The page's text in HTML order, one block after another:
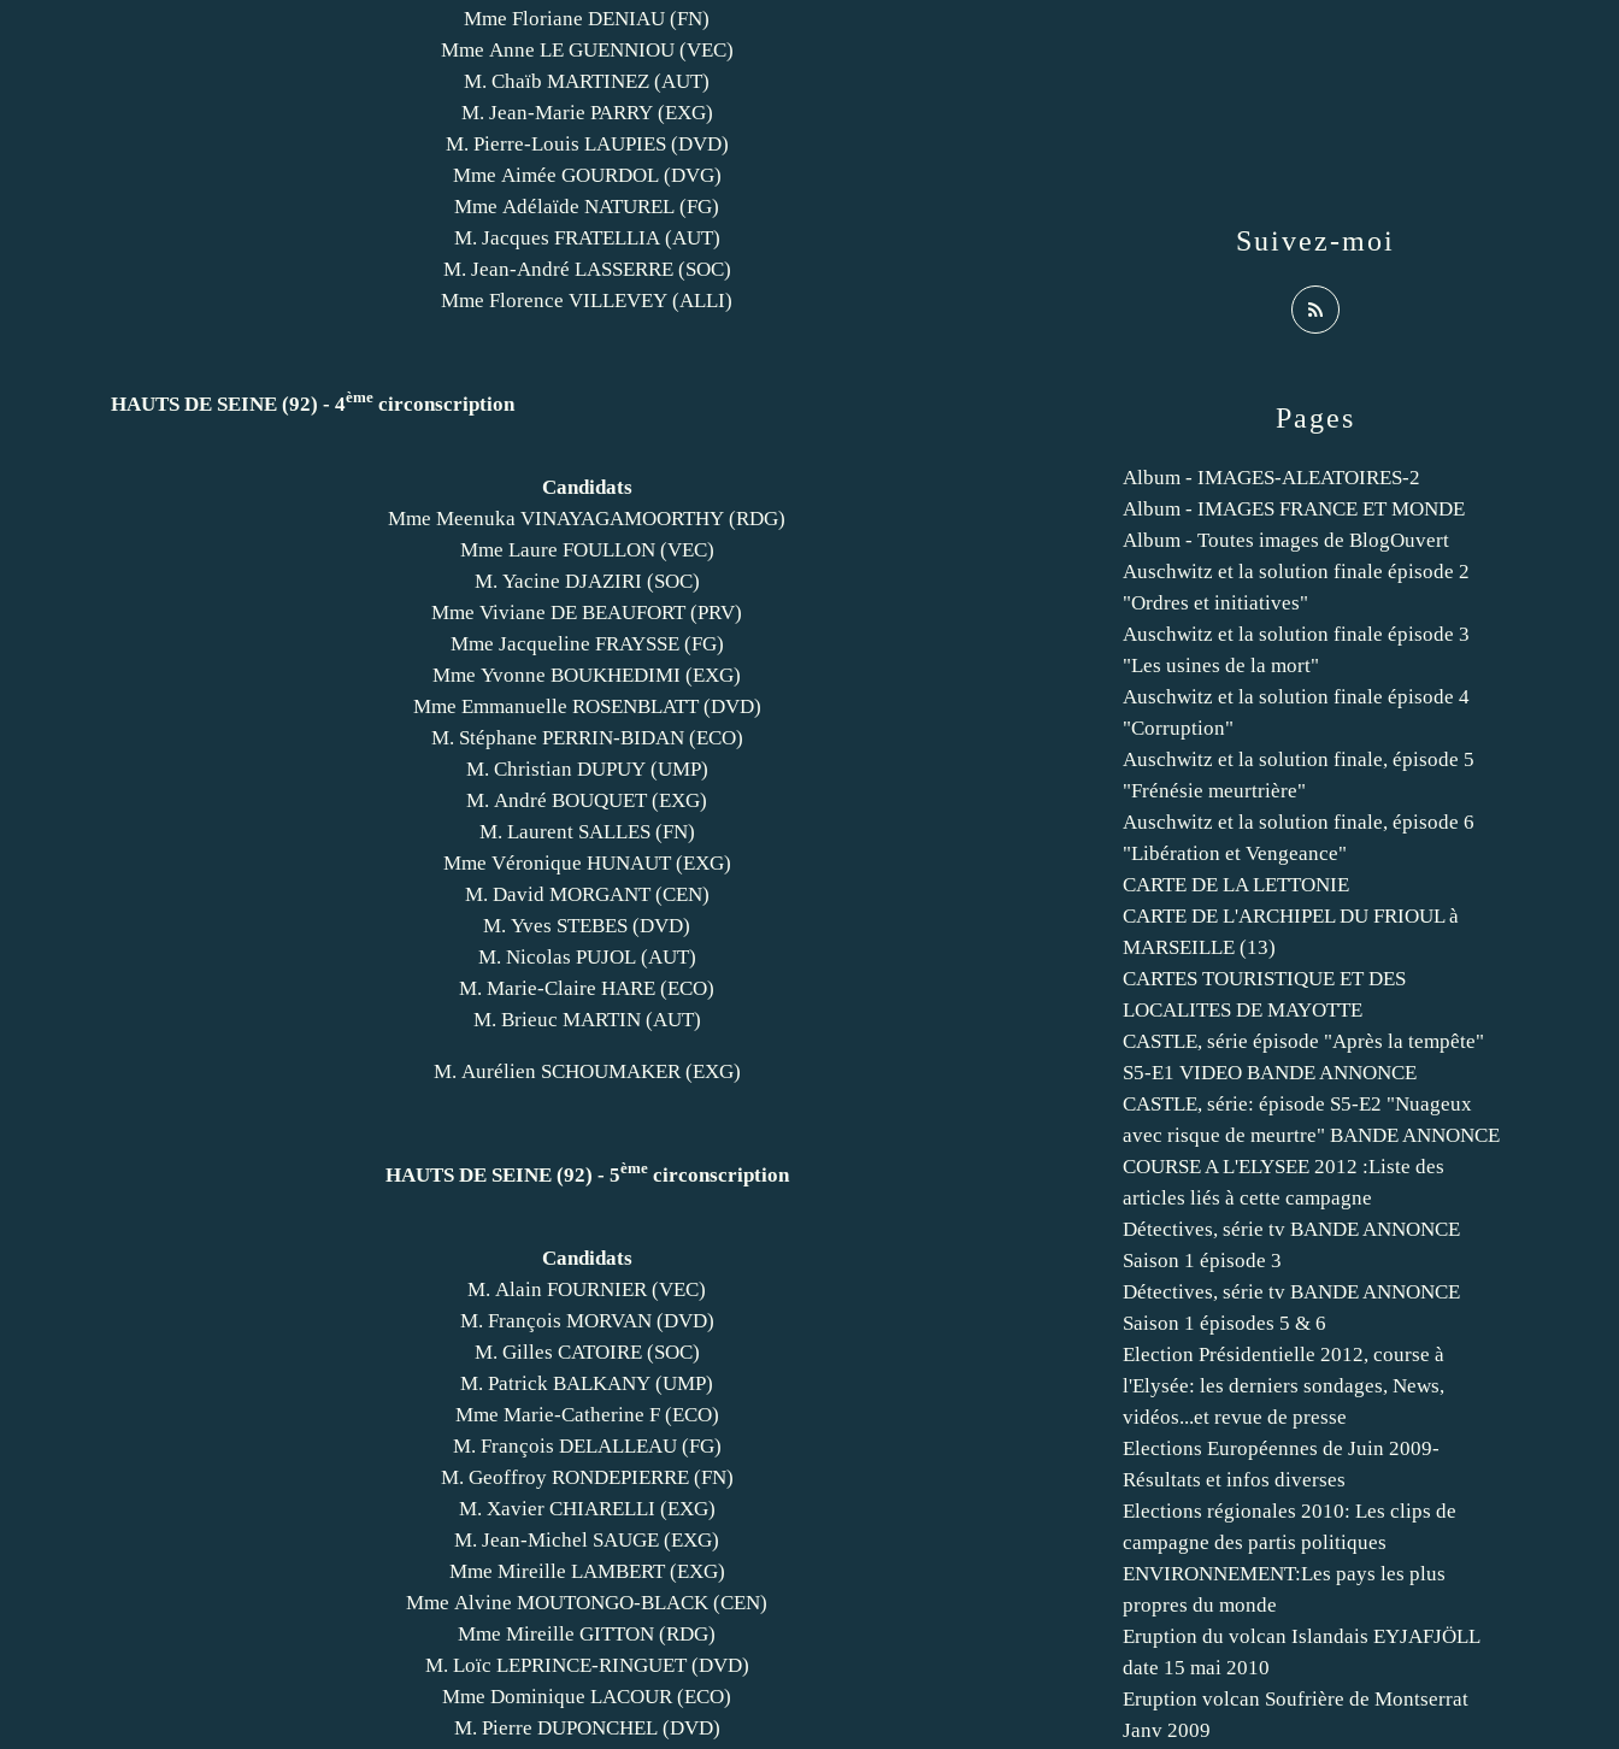
Mme Floriane DENIAU (FN)
Mme Anne LE GUENNIOU (VEC)
M. Chaïb MARTINEZ (AUT)
M. Jean-Marie PARRY (EXG)
M. Pierre-Louis LAUPIES (DVD)
Mme Aimée GOURDOL (DVG)
Mme Adélaïde NATUREL (FG)
M. Jacques FRATELLIA (AUT)
M. Jean-André LASSERRE (SOC)
Mme Florence VILLEVEY (ALLI)
HAUTS DE SEINE (92) - 4ème circonscription
Candidats
Mme Meenuka VINAYAGAMOORTHY (RDG)
Mme Laure FOULLON (VEC)
M. Yacine DJAZIRI (SOC)
Mme Viviane DE BEAUFORT (PRV)
Mme Jacqueline FRAYSSE (FG)
Mme Yvonne BOUKHEDIMI (EXG)
Mme Emmanuelle ROSENBLATT (DVD)
M. Stéphane PERRIN-BIDAN (ECO)
M. Christian DUPUY (UMP)
M. André BOUQUET (EXG)
M. Laurent SALLES (FN)
Mme Véronique HUNAUT (EXG)
M. David MORGANT (CEN)
M. Yves STEBES (DVD)
M. Nicolas PUJOL (AUT)
M. Marie-Claire HARE (ECO)
M. Brieuc MARTIN (AUT)
M. Aurélien SCHOUMAKER (EXG)
HAUTS DE SEINE (92) - 5èmecirconscription
Candidats
M. Alain FOURNIER (VEC)
M. François MORVAN (DVD)
M. Gilles CATOIRE (SOC)
M. Patrick BALKANY (UMP)
Mme Marie-Catherine F (ECO)
M. François DELALLEAU (FG)
M. Geoffroy RONDEPIERRE (FN)
M. Xavier CHIARELLI (EXG)
M. Jean-Michel SAUGE (EXG)
Mme Mireille LAMBERT (EXG)
Mme Alvine MOUTONGO-BLACK (CEN)
Mme Mireille GITTON (RDG)
M. Loïc LEPRINCE-RINGUET (DVD)
Mme Dominique LACOUR (ECO)
M. Pierre DUPONCHEL (DVD)
Pages
Album - IMAGES-ALEATOIRES-2
Album - IMAGES FRANCE ET MONDE
Album - Toutes images de BlogOuvert
Auschwitz et la solution finale épisode 2
"Ordres et initiatives"
Auschwitz et la solution finale épisode 3
"Les usines de la mort"
Auschwitz et la solution finale épisode 4
"Corruption"
Auschwitz et la solution finale, épisode 5
"Frénésie meurtrière"
Auschwitz et la solution finale, épisode 6
"Libération et Vengeance"
CARTE DE LA LETTONIE
CARTE DE L'ARCHIPEL DU FRIOUL à
MARSEILLE (13)
CARTES TOURISTIQUE ET DES
LOCALITES DE MAYOTTE
CASTLE, série épisode "Après la tempête"
S5-E1 VIDEO BANDE ANNONCE
CASTLE, série: épisode S5-E2 "Nuageux
avec risque de meurtre" BANDE ANNONCE
COURSE A L'ELYSEE 2012 :Liste des
articles liés à cette campagne
Détectives, série tv BANDE ANNONCE
Saison 1 épisode 3
Détectives, série tv BANDE ANNONCE
Saison 1 épisodes 5 & 6
Election Présidentielle 2012, course à
l'Elysée: les derniers sondages, News,
vidéos...et revue de presse
Elections Européennes de Juin 2009-
Résultats et infos diverses
Elections régionales 2010: Les clips de
campagne des partis politiques
ENVIRONNEMENT:Les pays les plus
propres du monde
Eruption du volcan Islandais EYJAFJÖLL
date 15 mai 2010
Eruption volcan Soufrière de Montserrat
Janv 2009
Suivez-moi